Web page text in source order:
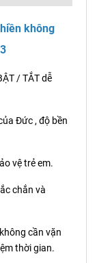
không
/ TẮT dễ
Đức , độ bền
vệ trẻ em.
chắn và
cần vặn
thời gian.